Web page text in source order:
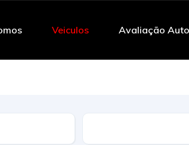
Veiculos Avaliação Auto